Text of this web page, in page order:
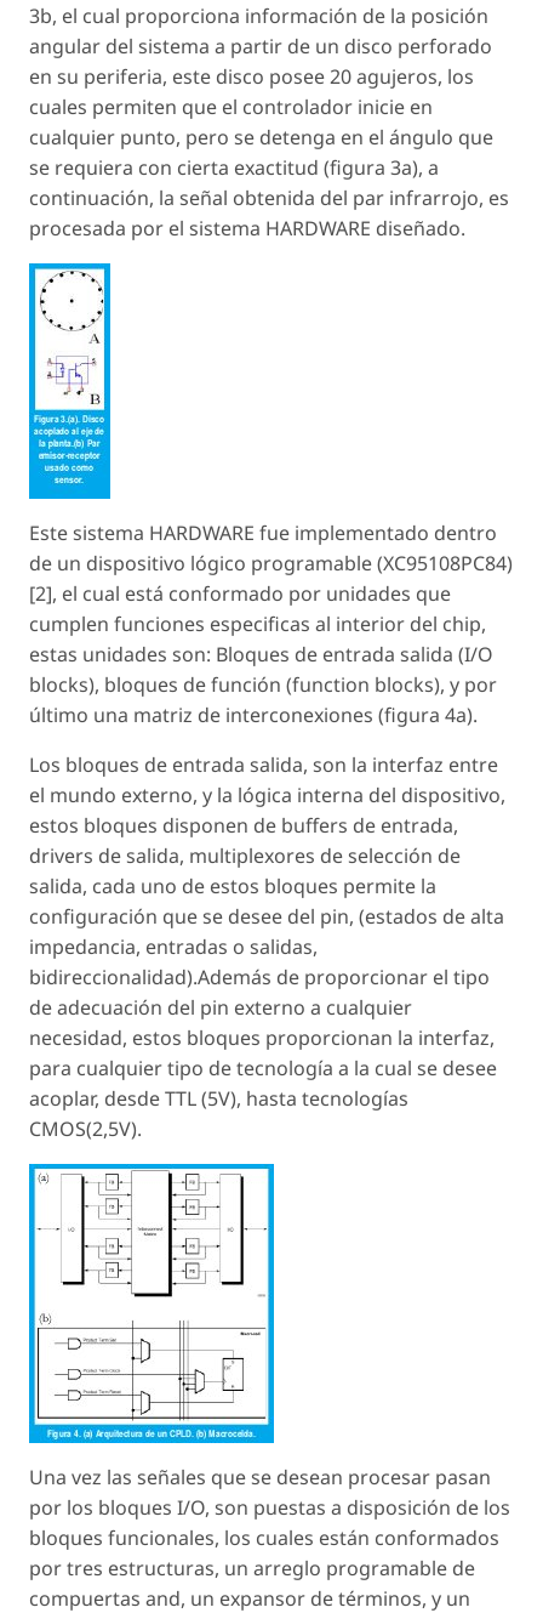
3b, el cual proporciona información de la posición
angular del sistema a partir de un disco perforado
en su periferia, este disco posee 20 agujeros, los
cuales permiten que el controlador inicie en
cualquier punto, pero se detenga en el ángulo que
se requiera con cierta exactitud (figura 3a), a
continuación, la señal obtenida del par infrarrojo, es
procesada por el sistema HARDWARE diseñado.
Este sistema HARDWARE fue implementado dentro
de un dispositivo lógico programable (XC95108PC84)
[2], el cual está conformado por unidades que
cumplen funciones especificas al interior del chip,
estas unidades son: Bloques de entrada salida (I/O
blocks), bloques de función (function blocks), y por
último una matriz de interconexiones (figura 4a).
Los bloques de entrada salida, son la interfaz entre
el mundo externo, y la lógica interna del dispositivo,
estos bloques disponen de buffers de entrada,
drivers de salida, multiplexores de selección de
salida, cada uno de estos bloques permite la
configuración que se desee del pin, (estados de alta
impedancia, entradas o salidas,
bidireccionalidad).Además de proporcionar el tipo
de adecuación del pin externo a cualquier
necesidad, estos bloques proporcionan la interfaz,
para cualquier tipo de tecnología a la cual se desee
acoplar, desde TTL (5V), hasta tecnologías
CMOS(2,5V).
Una vez las señales que se desean procesar pasan
por los bloques I/O, son puestas a disposición de los
bloques funcionales, los cuales están conformados
por tres estructuras, un arreglo programable de
compuertas and, un expansor de términos, y un